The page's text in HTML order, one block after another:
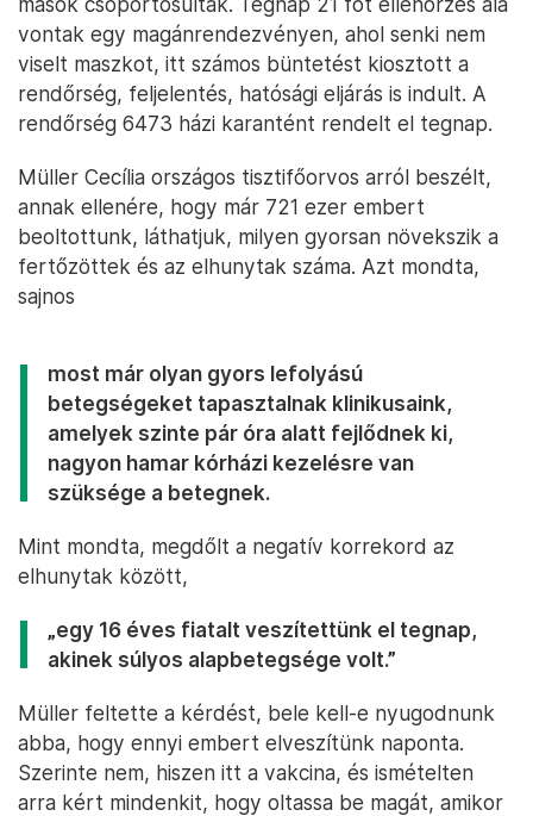
vontak egy magánrendezvényen, ahol senki nem
viselt maszkot, itt számos büntetést kiosztott a
rendőrség, feljelentés, hatósági eljárás is indult. A
rendőrség 6473 házi karantént rendelt el tegnap.
Müller Cecília országos tisztifőorvos arról beszélt,
annak ellenére, hogy már 721 ezer embert
beoltottunk, láthatjuk, milyen gyorsan növekszik a
fertőzöttek és az elhunytak száma. Azt mondta,
sajnos
most már olyan gyors lefolyású
betegségeket tapasztalnak klinikusaink,
amelyek szinte pár óra alatt fejlődnek ki,
nagyon hamar kórházi kezelésre van
szüksége a betegnek.
Mint mondta, megdőlt a negatív korrekord az
elhunytak között,
„egy 16 éves fiatalt veszítettünk el tegnap,
akinek súlyos alapbetegsége volt.”
Müller feltette a kérdést, bele kell-e nyugodnunk
abba, hogy ennyi embert elveszítünk naponta.
Szerinte nem, hiszen itt a vakcina, és ismételten
arra kért mindenkit, hogy oltassa be magát, amikor